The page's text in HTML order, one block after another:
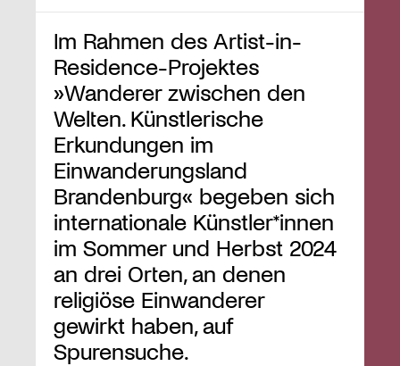
Im Rahmen des Artist-in-
Residence-Projektes
»Wanderer zwischen den
Welten. Künstlerische
Erkundungen im
Einwanderungsland
Brandenburg« begeben sich
internationale Künstler*innen
im Sommer und Herbst 2024
an drei Orten, an denen
religiöse Einwanderer
gewirkt haben, auf
Spurensuche.